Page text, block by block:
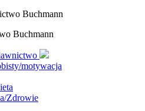
Buchmann
motywacja
Zdrowie